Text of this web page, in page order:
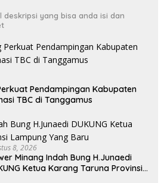
deskripsi yang bisa anda isi dan
Pendampingan Kabupaten
TBC di Tanggamus
8, 2026
Minang Indah Bung H.Junaedi
Taruna Provinsi